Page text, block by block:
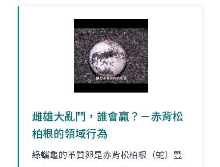
雌雄大亂鬥，誰會贏？－赤背松
柏根的領域行為
綠蠵龜的革質卵是赤背松柏根（蛇）豐